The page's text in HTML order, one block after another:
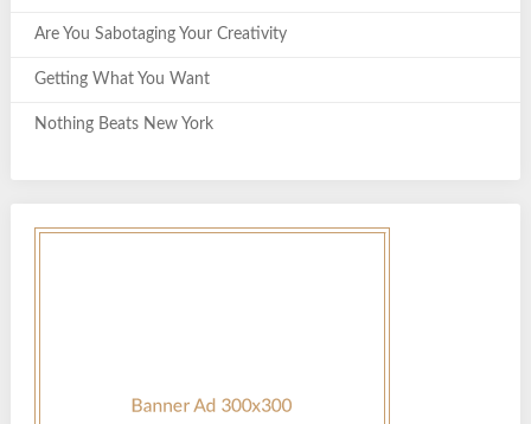
Are You Sabotaging Your Creativity
Getting What You Want
Nothing Beats New York